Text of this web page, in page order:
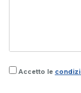
Accetto le